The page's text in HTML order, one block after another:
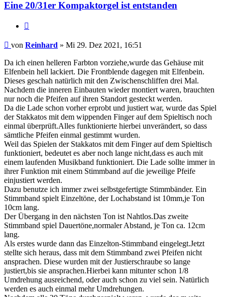
Eine 20/31er Kompaktorgel ist entstanden
Beitrag
von Reinhard » Mi 29. Dez 2021, 16:51
Da ich einen helleren Farbton vorziehe,wurde das Gehäuse mit
Elfenbein hell lackiert. Die Frontblende dagegen mit Elfenbein.
Dieses geschah natürlich mit den Zwischenschliffen drei Mal.
Nachdem die inneren Einbauten wieder montiert waren, brauchten
nur noch die Pfeifen auf ihren Standort gesteckt werden.
Da die Lade schon vorher erprobt und justiert war, wurde das Spiel
der Stakkatos mit dem wippenden Finger auf dem Spieltisch noch
einmal überprüft.Alles funktionierte hierbei unverändert, so dass
sämtliche Pfeifen einmal gestimmt wurden.
Weil das Spielen der Stakkatos mit dem Finger auf dem Spieltisch
funktioniert, bedeutet es aber noch lange nicht,dass es auch mit
einem laufenden Musikband funktioniert. Die Lade sollte immer in
ihrer Funktion mit einem Stimmband auf die jeweilige Pfeife
einjustiert werden.
Dazu benutze ich immer zwei selbstgefertigte Stimmbänder. Ein
Stimmband spielt Einzeltöne, der Lochabstand ist 10mm,je Ton
10cm lang.
Der Übergang in den nächsten Ton ist Nahtlos.Das zweite
Stimmband spiel Dauertöne,normaler Abstand, je Ton ca. 12cm
lang.
Als erstes wurde dann das Einzelton-Stimmband eingelegt.Jetzt
stellte sich heraus, dass mit dem Stimmband zwei Pfeifen nicht
ansprachen. Diese wurden mit der Justierschraube so lange
justiert,bis sie ansprachen.Hierbei kann mitunter schon 1/8
Umdrehung ausreichend, oder auch schon zu viel sein. Natürlich
werden es auch einmal mehr Umdrehungen.